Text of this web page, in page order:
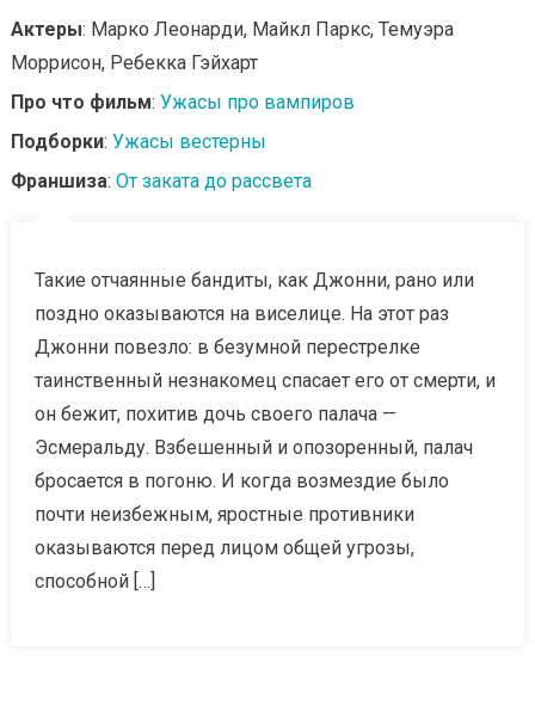
Актеры: Марко Леонарди, Майкл Паркс, Темуэра
Моррисон, Ребекка Гэйхарт
Про что фильм: Ужасы про вампиров
Подборки: Ужасы вестерны
Франшиза: От заката до рассвета
Такие отчаянные бандиты, как Джонни, рано или
поздно оказываются на виселице. На этот раз
Джонни повезло: в безумной перестрелке
таинственный незнакомец спасает его от смерти, и
он бежит, похитив дочь своего палача —
Эсмеральду. Взбешенный и опозоренный, палач
бросается в погоню. И когда возмездие было
почти неизбежным, яростные противники
оказываются перед лицом общей угрозы,
способной […]